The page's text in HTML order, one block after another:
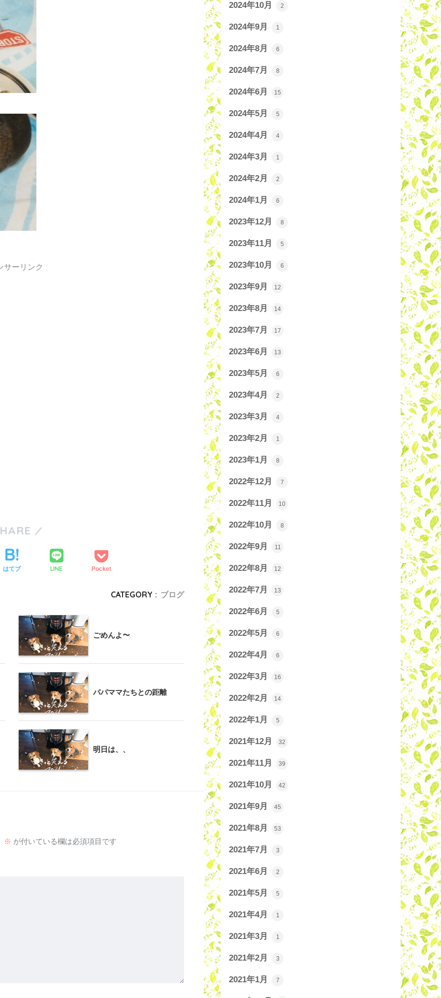
サーリンク
はてブ LINE Pocket
CATEGORY : ブログ
ごめんよ〜
パパママたちとの距離
明日は、、
※ が付いている欄は必須項目です
2024年10月 2
2024年9月 1
2024年8月 6
2024年7月 8
2024年6月 15
2024年5月 5
2024年4月 4
2024年3月 1
2024年2月 2
2024年1月 6
2023年12月 8
2023年11月 5
2023年10月 6
2023年9月 12
2023年8月 14
2023年7月 17
2023年6月 13
2023年5月 6
2023年4月 2
2023年3月 4
2023年2月 1
2023年1月 8
2022年12月 7
2022年11月 10
2022年10月 8
2022年9月 11
2022年8月 12
2022年7月 13
2022年6月 5
2022年5月 6
2022年4月 6
2022年3月 16
2022年2月 14
2022年1月 5
2021年12月 32
2021年11月 39
2021年10月 42
2021年9月 45
2021年8月 53
2021年7月 3
2021年6月 2
2021年5月 5
2021年4月 1
2021年3月 1
2021年2月 3
2021年1月 7